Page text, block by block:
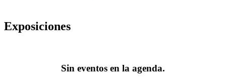
Exposiciones
Sin eventos en la agenda.